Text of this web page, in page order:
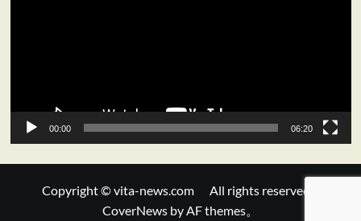
00:00 06:20
Copyright © vita-news.com All rights reserved.
CoverNews by AF themes。